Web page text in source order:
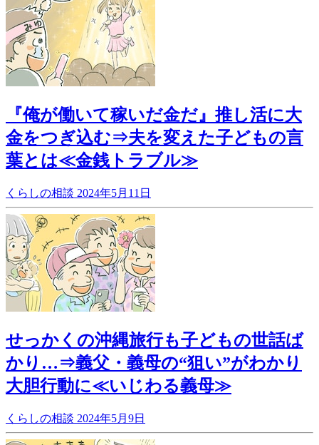
『俺が働いて稼いだ金だ』推し活に大
金をつぎ込む⇒夫を変えた子どもの言
葉とは≪金銭トラブル≫
くらしの相談 2024年5月11日
せっかくの沖縄旅行も子どもの世話ば
かり…⇒義父・義母の“狙い”がわかり
大胆行動に≪いじわる義母≫
くらしの相談 2024年5月9日